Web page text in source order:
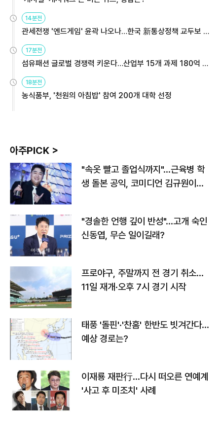
14분전
관세전쟁 '엔드게임' 윤곽 나오나…한국 新통상정책 교두보 활
용해야
17분전
섬유패션 글로벌 경쟁력 키운다…산업부 15개 과제 180억 지
원
18분전
농식품부, '천원의 아침밥' 참여 200개 대학 선정
아주PICK >
"속옷 빨고 졸업식까지"…근육병 학
생 돌본 공익, 코미디언 김규원이었
"경솔한 언행 깊이 반성"…고개 숙인
신동엽, 무슨 일이길래?
프로야구, 주말까지 전 경기 취소…
11일 재개·오후 7시 경기 시작
태풍 '돌핀'·'찬홈' 한반도 빗겨간다…
예상 경로는?
이재룡 재판行…다시 떠오른 연예계
'사고 후 미조치' 사례